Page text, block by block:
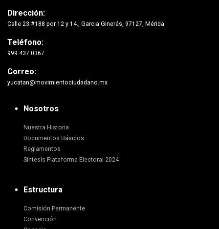
Dirección:
Calle 23 #188 por 12 y 14., Garcia Ginerés, 97127, Mérida
Teléfono:
999 437 0367
Correo:
yucatan@movimientociudadano.mx
Nosotros
Nuestra Historia
Documentos Básicos
Reglamentos
Síntesis Plataforma Electoral 2024
Estructura
Comisión Permanente
Convención